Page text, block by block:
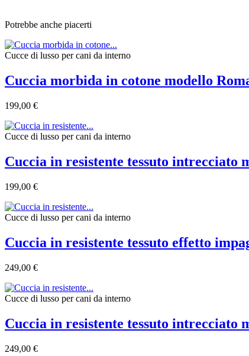
Potrebbe anche piacerti
Cucce di lusso per cani da interno
Cuccia morbida in cotone modello
199,00 €
Cucce di lusso per cani da interno
Cuccia in resistente tessuto intrecciato
199,00 €
Cucce di lusso per cani da interno
Cuccia in resistente tessuto effetto
249,00 €
Cucce di lusso per cani da interno
Cuccia in resistente tessuto intrecciato
249,00 €